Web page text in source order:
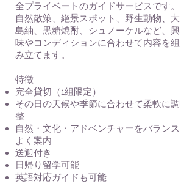
全プライベートのガイドサービスです。
自然散策、絶景スポット、野生動物、大
島紬、黒糖焼酎、シュノーケルなど、興
味やコンディションに合わせて内容を組
み立てます。
特徴
完全貸切（1組限定）
その日の天候や季節に合わせて柔軟に調
整
自然・文化・アドベンチャーをバランス
よく案内
送迎付き
日帰り留学可能
英語対応ガイドも可能